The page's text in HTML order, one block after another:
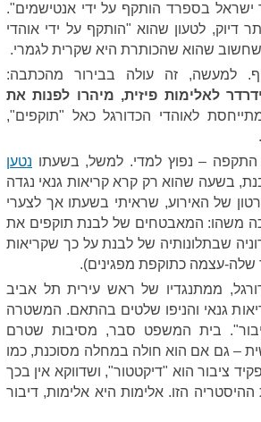
בספרד הותקף על ידי אנטישמים".
דיוק, לטעון שהוא "הותקף על ידי אוהדי
שהוא שהכותרת היא שקרית לגמרי.
למעשה, זה עולה בבירור מהכתבה:
לאלימות פיזית, מיהרו לפנות את
לאוהדי הכדורגל כאל "תוקפים",
התקפה – נפוץ למדי. למשל, בשעתו נטען
בשעה שהוא רק קרא קריאות גנאי נגדה
של האירוע, שראיתי בשעתו אך לצערי
משהו: המאבטחים של לבנת תוקפים את
שבתלונותיה של לבנת על כך שקריאות
עצמה כתוקפת מפגינים).
ממתנגדיו של ראש עירית תל אביב
גנאי והניפו שלטים בהתאם. המשטרה
בית המשפט סבר, מסיבות שטרם
– גם אם הוא חולה במחלה מסוכנת, כמו
ציבור הוא "דיקטטור", ושדווקא אין בכך
הזו. אלימות היא אלימות, דיבור